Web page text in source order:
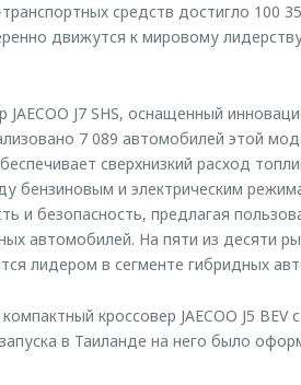
средств достигло 100
движутся к мировому
J7 SHS, оснащенный
7 089 автомобилей этой
сверхнизкий расход
бензиновым и электрическим
и безопасность, предлагая
автомобилей. На пяти из десяти
лидером в сегменте гибридных
кроссовер JAECOO J5 BEV
в Таиланде на него было